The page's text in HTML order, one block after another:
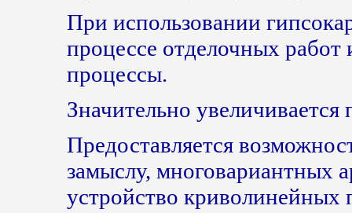
При использовании
процессе отделочных
процессы.
Значительно увеличивается
Предоставляется
замыслу, многовариантных
устройство криволинейных